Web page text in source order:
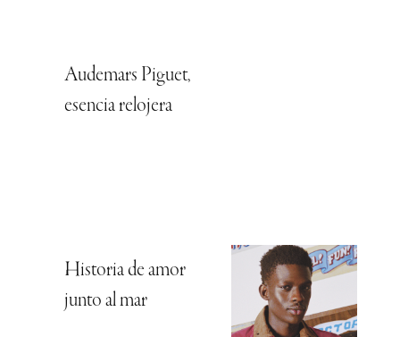
Audemars Piguet,
esencia relojera
Historia de amor
junto al mar